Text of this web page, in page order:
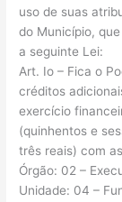
uso de suas
do Município,
a seguinte Lei:
Art. Io – Fica o
créditos
exercício
(quinhentos e
três reais) com
Órgão: 02 –
Unidade: 04 –